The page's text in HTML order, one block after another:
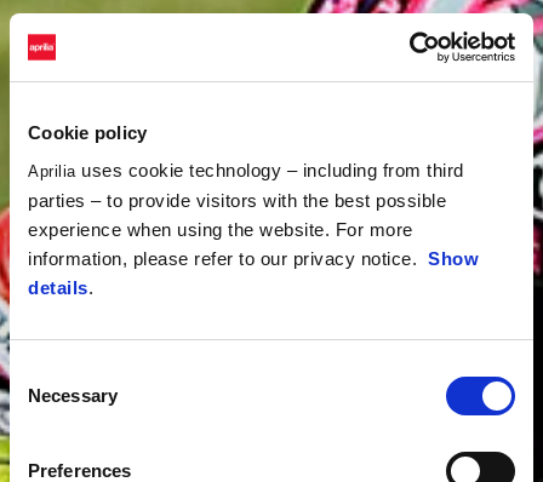
Cookie policy
Aprilia uses cookie technology – including from third
parties – to provide visitors with the best possible
experience when using the website. For more
information, please refer to our privacy notice. Show
details.
Consent
Selection
Necessary
Preferences